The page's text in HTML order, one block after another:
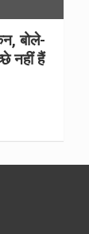
बोले-
नहीं हैं